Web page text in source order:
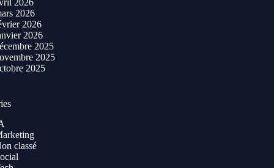
2026
2026
2026
2026
2025
2025
2025
classé